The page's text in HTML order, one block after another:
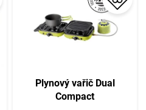
Plynový vařič Dual
Compact